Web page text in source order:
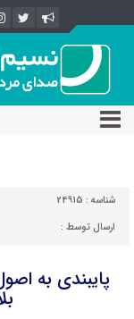
شناسه : 24915
ارسال توسط :
پایبندی به